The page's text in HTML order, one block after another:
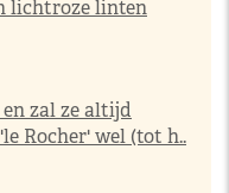
lichtroze linten
zal ze altijd
Rocher' wel (tot h..